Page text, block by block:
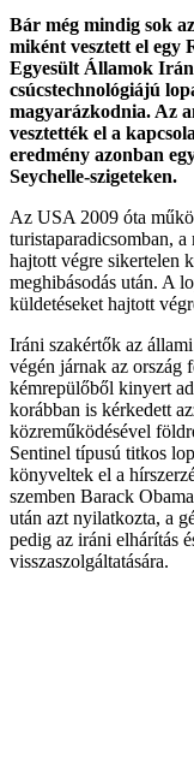
Bár még mindig sok
miként vesztett el egy
Egyesült Államok
csúcstechnológiájú
magyarázkodnia. Az
vesztették el a
eredmény azonban
Seychelle-szigeteken.
Az USA 2009 óta
turistaparadicsomban,
hajtott végre sikertelen
meghibásodás után. A
küldetéseket hajtott
Iráni szakértők az
végén járnak az ország
kémrepülőből kinyert
korábban is kérkedett
közreműködésével
Sentinel típusú titkos
könyveltek el a
szemben Barack
után azt nyilatkozta, a
pedig az iráni elhárítás
visszaszolgáltatására.